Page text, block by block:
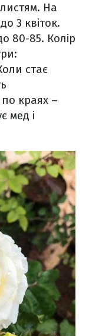
На
3 квіток.
80-85. Колір
стає
краях –
мед і